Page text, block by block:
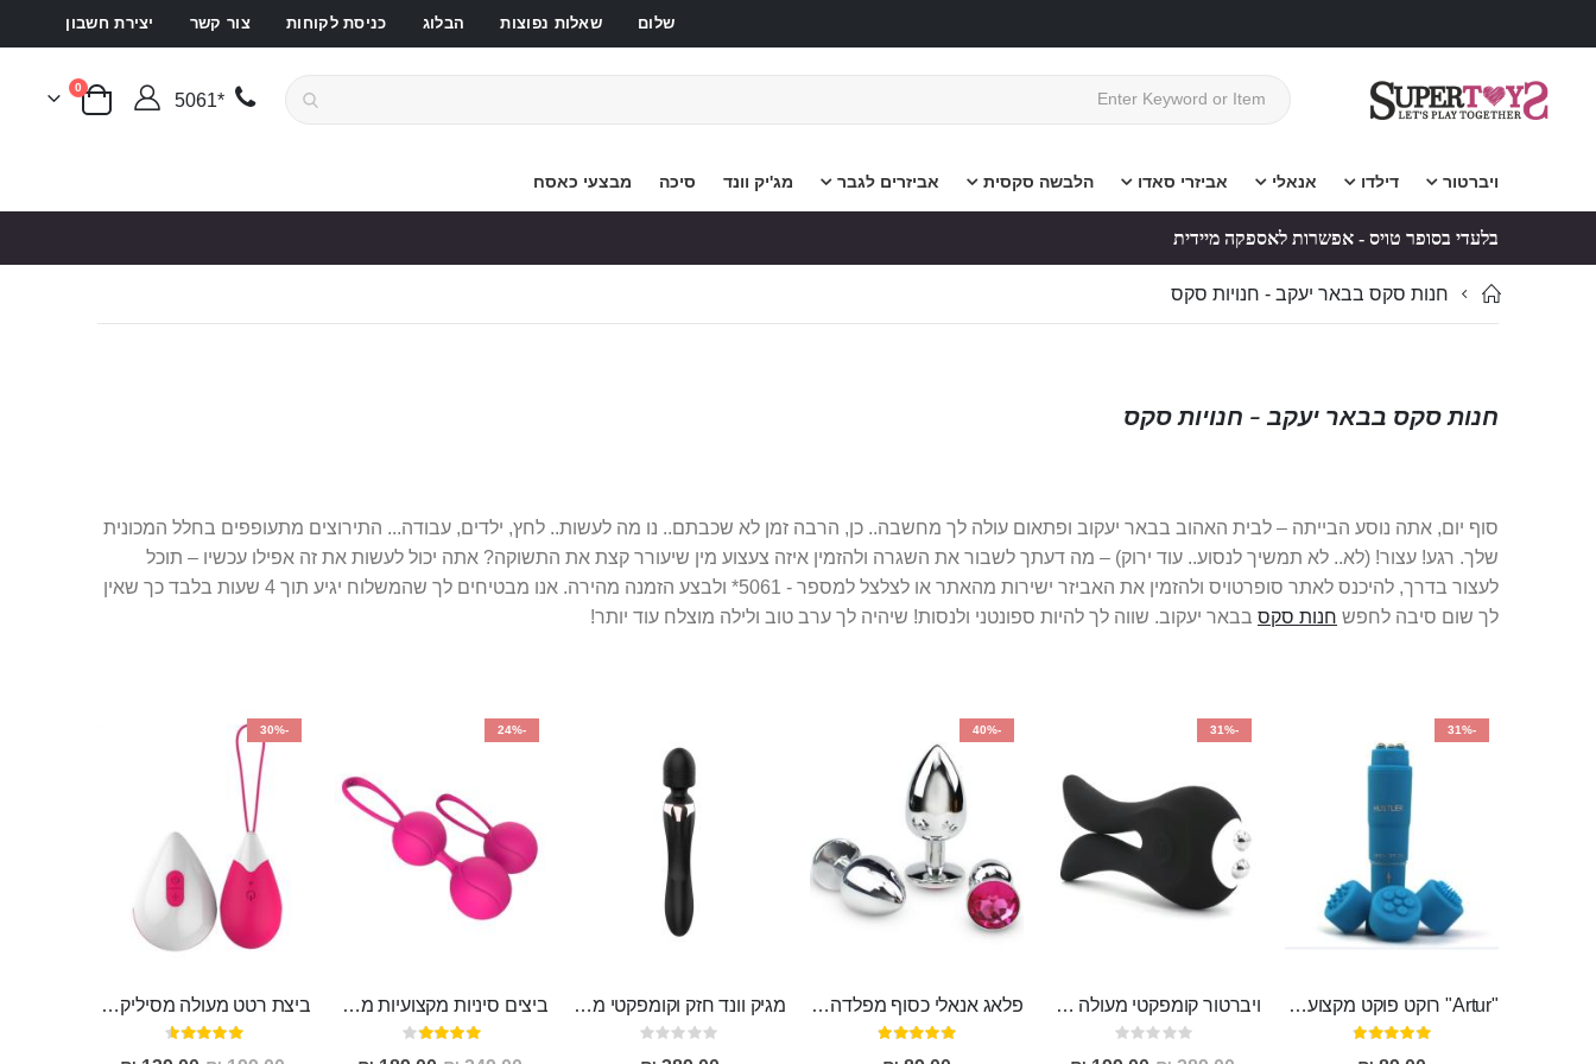
שלום שאלות נפוצות הבלוג כניסת לקוחות צור קשר יצירת חשבון
*5061
סל קניות
0פריטים
ויברטור דילדו אנאלי אביזרי סאדו הלבשה סקסית אביזרים לגבר מג'יק וונד סיכה מבצעי כאסח
בלעדי בסופר טויס - אפשרות לאספקה מיידית
חנות סקס בבאר יעקב - חנויות סקס
חנות סקס בבאר יעקב - חנויות סקס
סוף יום, אתה נוסע הבייתה – לבית האהוב בבאר יעקוב ופתאום עולה לך מחשבה.. כן, הרבה זמן לא שכבתם.. נו מה לעשות.. לחץ, ילדים, עבודה... התירוצים מתעופפים בחלל המכונית
שלך. רגע! עצור! (לא.. לא תמשיך לנסוע.. עוד ירוק) – מה דעתך לשבור את השגרה ולהזמין איזה צעצוע מין שיעורר קצת את התשוקה? אתה יכול לעשות את זה אפילו עכשיו – תוכל
לעצור בדרך, להיכנס לאתר סופרטויס ולהזמין את האביזר ישירות מהאתר או לצלצל למספר - 5061* ולבצע הזמנה מהירה. אנו מבטיחים לך שהמשלוח יגיע תוך 4 שעות בלבד כך שאין
לך שום סיבה לחפש חנות סקס בבאר יעקוב. שווה לך להיות ספונטני ולנסות! שיהיה לך ערב טוב ולילה מוצלח עוד יותר!
-31%
"Artur" רוקט פוקט מקצועי חזק במיוחד
דירוג:
-31%
ויברטור קומפקטי מעולה לגירוי פטמות ודגדגן מסיליקון רפואי בעל 10 מצבי רטט , נטען
Rating:
-40%
פלאג אנאלי כסוף מפלדה , מתאים ללבישה מתחת לבגדים, בגודל 7.3 על 2.8 ס"מ
דירוג:
מגיק וונד חזק וקומפקטי מסיליקון רפואי בעל 20 מצבי רטט , שקט ועמיד למים MASSA
Rating:
-24%
ביצים סיניות מקצועיות מסיליקון רפואי "Joel"
דירוג:
-30%
ביצת רטט מעולה מסיליקון רפואי , נטענת מעולה לחיזוק שרירי האגן והנאה AINE
דירוג: